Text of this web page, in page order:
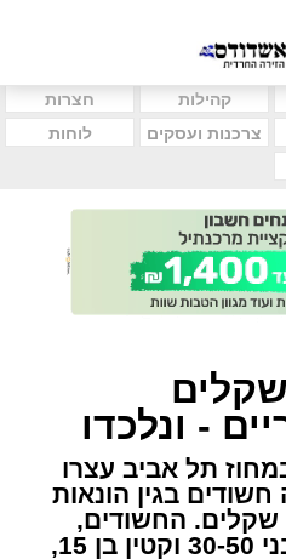
קהילות
חצרות
צרכנות ועסקים
לוחות
שקלים
- ונלכדו
תל אביב עצרו
בגין הונאות
כ-10 מיליון שקלים. החשודים,
תושבי חדרה ואשדוד בני 30-50 וקטין בן 15,